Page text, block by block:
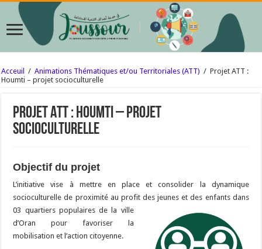
Acceuil / Animations Thématiques et/ou Territoriales (ATT) / Projet ATT :
Houmti – projet socioculturelle
Projet ATT : Houmti – projet
socioculturelle
Objectif du projet
L’initiative vise à mettre en place et consolider la dynamique
socioculturelle de proximité au profit des jeunes et des enfants dans
03 quartiers populaires de la ville
d’Oran pour favoriser la
mobilisation et l’action citoyenne.